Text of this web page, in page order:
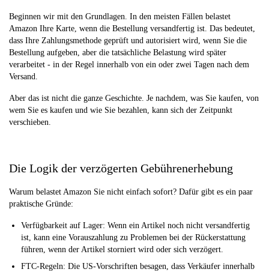
Beginnen wir mit den Grundlagen. In den meisten Fällen belastet
Amazon Ihre Karte, wenn die Bestellung versandfertig ist. Das bedeutet,
dass Ihre Zahlungsmethode geprüft und autorisiert wird, wenn Sie die
Bestellung aufgeben, aber die tatsächliche Belastung wird später
verarbeitet - in der Regel innerhalb von ein oder zwei Tagen nach dem
Versand.
Aber das ist nicht die ganze Geschichte. Je nachdem, was Sie kaufen, von
wem Sie es kaufen und wie Sie bezahlen, kann sich der Zeitpunkt
verschieben.
Die Logik der verzögerten Gebührenerhebung
Warum belastet Amazon Sie nicht einfach sofort? Dafür gibt es ein paar
praktische Gründe:
Verfügbarkeit auf Lager: Wenn ein Artikel noch nicht versandfertig
ist, kann eine Vorauszahlung zu Problemen bei der Rückerstattung
führen, wenn der Artikel storniert wird oder sich verzögert.
FTC-Regeln: Die US-Vorschriften besagen, dass Verkäufer innerhalb